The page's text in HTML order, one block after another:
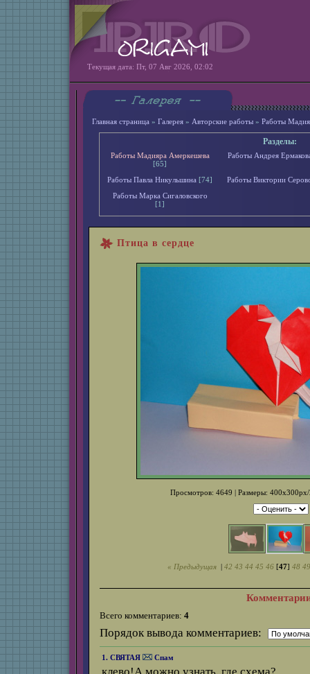
Текущая дата: Пт, 07 Авг 2026, 02:02
Главная страница » Галерея » Авторские работы » Работы
Разделы:
Работы Мадияра Амеркешева
[65]
Работы Андрея
Работы Павла Никульшина [74]
Работы Виктории
Работы Марка Сигаловского
[1]
Птица в сердце
Просмотров: 4649 | Размеры:
« Предыдущая 42 43 44 45 46 [47] 48 49
Всего комментариев: 4
Порядок вывода комментариев:
1. СВЯТАЯ Спам